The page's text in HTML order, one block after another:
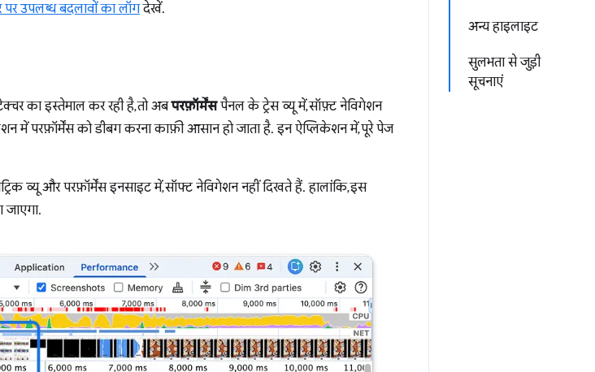
अन्य हाइलाइट
सुलभता से जुड़ी
सूचनाएं
पर उपलब्ध बदलावों का लॉगदेखें.
का इस्तेमाल कर रही है, तो अबपरफ़ॉर्मेंसपैनल के ट्रेस व्यू में, सॉफ़्ट नेविगेशन
में परफ़ॉर्मेंस को डीबग करना काफ़ी आसान हो जाता है. इन ऐप्लिकेशन में, पूरे पेज
व्यू और परफ़ॉर्मेंस इनसाइट में, सॉफ्ट नेविगेशन नहीं दिखते हैं. हालांकि, इस